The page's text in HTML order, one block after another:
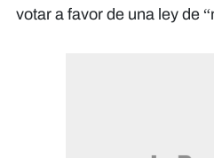
votar a favor de una ley de